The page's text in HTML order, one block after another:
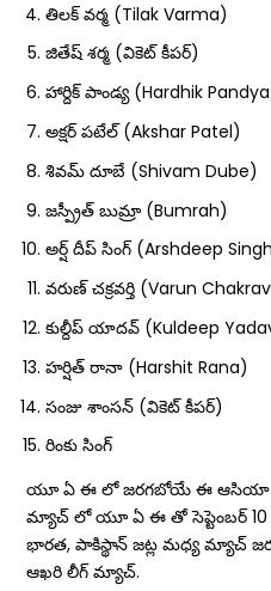
తిలక్ వర్మ (Tilak Varma)
జితేష్ శర్మ (వికెట్ కీపర్)
హార్దిక్ పాండ్య (Hardhik
అక్షర్ పటేల్ (Akshar Patel)
శివమ్ దూబే (Shivam Dube)
జస్ప్రీత్ బుమ్రా (Bumrah)
అర్ష్ దీప్ సింగ్ (Arshdeep
వరుణ్ చక్రవర్తి (Varun
కుల్దీప్ యాదవ్ (Kuldeep
హర్షిత్ రానా (Harshit Rana)
సంజు శాంసన్ (వికెట్ కీపర్)
రింకు సింగ్
యూ ఏ ఈ లో జరగబోయే ఈ ఆసియా
మ్యాచ్ లో యూ ఏ ఈ తో సెప్టెంబర్ 10
భారత, పాకిస్థాన్ జట్ల మధ్య మ్యాచ్
ఆఖరి లీగ్ మ్యాచ్.